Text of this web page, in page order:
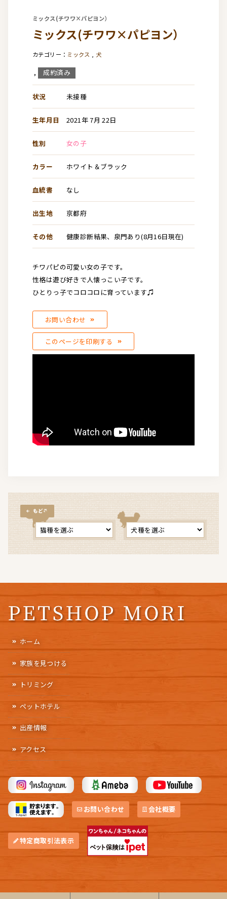
ミックス(チワワ×パピヨン）
ミックス(チワワ×パピヨン）
ミックス , 犬
, 成約済み
状況 未接種
生年月日 2021年 7月 22日
性別 女の子
カラー ホワイト＆ブラック
血統書 なし
出生地 京都府
その他 健康診断結果、泉門あり(8月16日現在)
チワパピの可愛い女の子です。
性格は遊び好きで人懐っこい子です。
ひとりっ子でコロコロに育っています♫
お問い合わせ
このページを印刷する
もどる
ホーム
家族を見つける
トリミング
ペットホテル
出産情報
アクセス
お問い合わせ 会社概要
特定商取引法表示